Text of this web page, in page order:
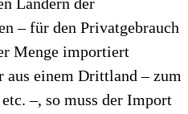
– für den Privatgebrauch
Menge importiert
aus einem Drittland – zum
–, so muss der Import